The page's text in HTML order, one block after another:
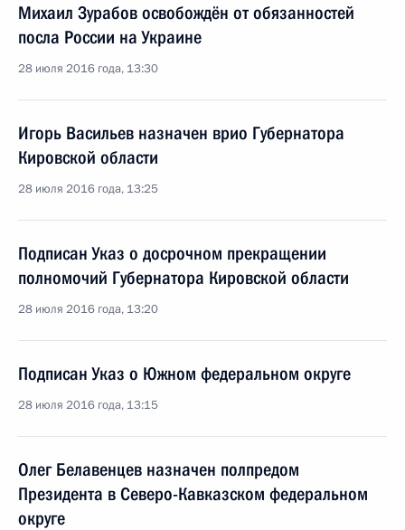
Михаил Зурабов освобождён от обязанностей
посла России на Украине
28 июля 2016 года, 13:30
Игорь Васильев назначен врио Губернатора
Кировской области
28 июля 2016 года, 13:25
Подписан Указ о досрочном прекращении
полномочий Губернатора Кировской области
28 июля 2016 года, 13:20
Подписан Указ о Южном федеральном округе
28 июля 2016 года, 13:15
Олег Белавенцев назначен полпредом
Президента в Северо-Кавказском федеральном
округе